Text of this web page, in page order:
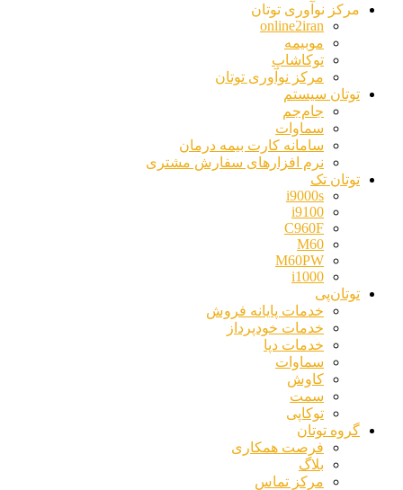
مرکز نوآوری توتان
online2iran
موبیمه
توکاشاپ
مرکز نوآوری توتان
توتان سیستم
جام‌جم
سماوات
سامانه کارت بیمه درمان
نرم افزارهای سفارش مشتری
توتان تک
i9000s
i9100
C960F
M60
M60PW
i1000
توتان‌پی
خدمات پایانه فروش
خدمات خودپرداز
خدمات دپا
سماوات
کاوش
سمت
توکاپی
گروه توتان
فرصت همکاری
بلاگ
مرکز تماس